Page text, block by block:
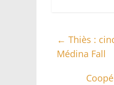
← Thiès :
Médina Fall